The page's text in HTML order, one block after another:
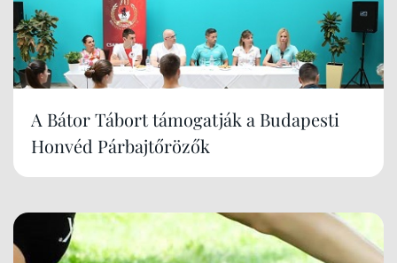
A Bátor Tábort támogatják a Budapesti
Honvéd Párbajtőrözők